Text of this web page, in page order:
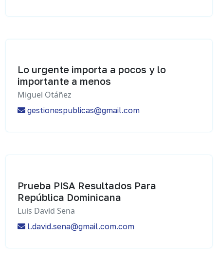
Lo urgente importa a pocos y lo
importante a menos
Miguel Otáñez
gestionespublicas@gmail.com
Prueba PISA Resultados Para
República Dominicana
Luis David Sena
l.david.sena@gmail.com.com